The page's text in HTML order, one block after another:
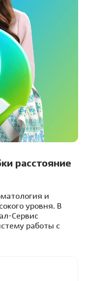
расстояние
и
уровня. В
Сервис
работы с